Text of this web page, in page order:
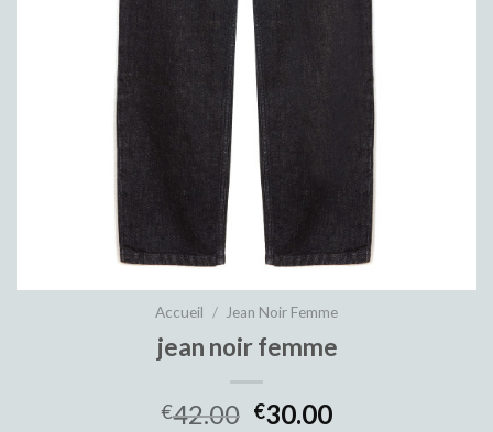
Accueil / Jean Noir Femme
jean noir femme
€42.00 €30.00